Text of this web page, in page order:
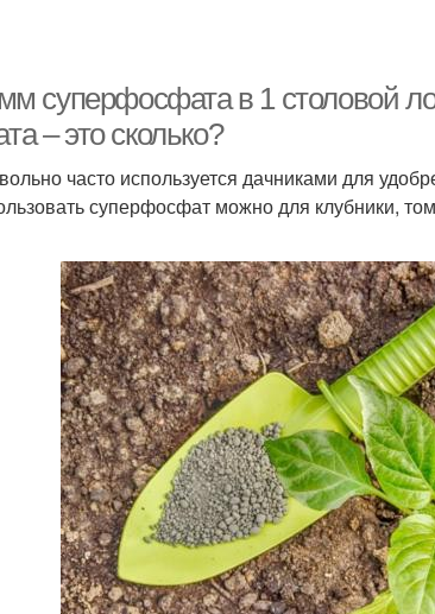
суперфосфата в 1 столовой
– это сколько?
часто используется дачниками для
суперфосфат можно для клубники,